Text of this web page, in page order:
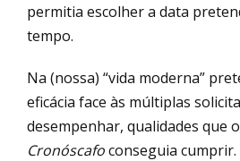
permitia escolher a data
tempo.
Na (nossa) “vida moderna”
eficácia face às múltiplas
desempenhar, qualidades que
Cronóscafoconseguia